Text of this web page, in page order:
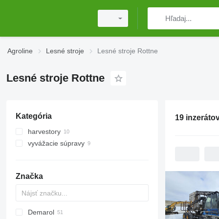
Agroline Lesné stroje Lesné stroje Rottne
Lesné stroje Rottne
Kategória
harvestory
vyvážacie súpravy
Značka
MINI
CK
Demarol
19